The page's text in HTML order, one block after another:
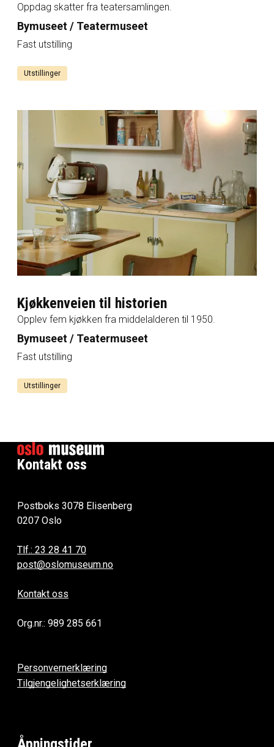
Oppdag skatter fra teatersamlingen.
Bymuseet / Teatermuseet
Fast utstilling
Utstillinger
Kjøkkenveien til historien
Opplev fem kjøkken fra middelalderen til 1950.
Bymuseet / Teatermuseet
Fast utstilling
Utstillinger
Kontakt oss
Postboks 3078 Elisenberg
0207 Oslo
Tlf.: 23 28 41 70
post@oslomuseum.no
Kontakt oss
Org.nr.: 989 285 661
Personvernerklæring
Tilgjengelighetserklæring